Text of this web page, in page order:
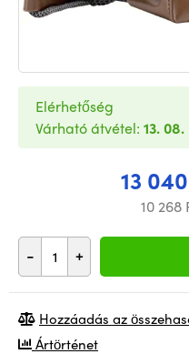
13
10 268
- +
Elérhetőség
Várható átvétel: 13. 08.
Hozzáadás az
Ártörténet